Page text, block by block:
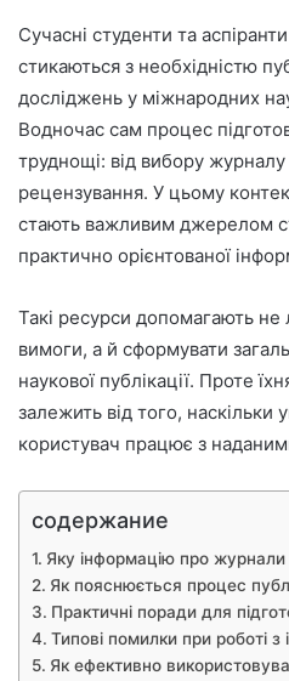
о
Сучасні студенти та
стикаються з необхідністю
досліджень у міжнародних
Водночас сам процес
труднощі: від вибору
рецензування. У цьому
стають важливим джерелом
практично орієнтованої
Такі ресурси допомагають не
вимоги, а й сформувати
наукової публікації. Проте
залежить від того,
користувач працює з
содержание
Яку інформацію про
Як пояснюється процес
Практичні поради для
Типові помилки при роботі з
Як ефективно